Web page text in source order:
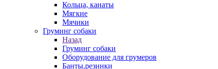
Кольца, канаты
Мягкие
Мячики
Груминг собаки
Назад
Груминг собаки
Оборудование для грумеров
Банты,резинки